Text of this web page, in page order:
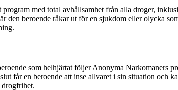
program med total avhållsamhet från alla droger,
den beroende råkar ut för en sjukdom eller olycka
som helhjärtat följer Anonyma Narkomaners
får en beroende att inse allvaret i sin situation och
drogfrihet.